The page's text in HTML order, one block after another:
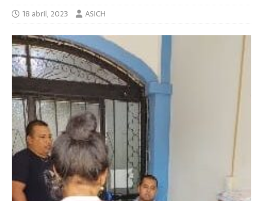
18 abril, 2023 ASICH